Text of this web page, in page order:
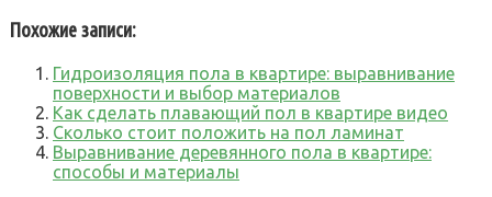
Похожие записи:
Гидроизоляция пола в квартире: выравнивание
поверхности и выбор материалов
Как сделать плавающий пол в квартире видео
Сколько стоит положить на пол ламинат
Выравнивание деревянного пола в квартире:
способы и материалы